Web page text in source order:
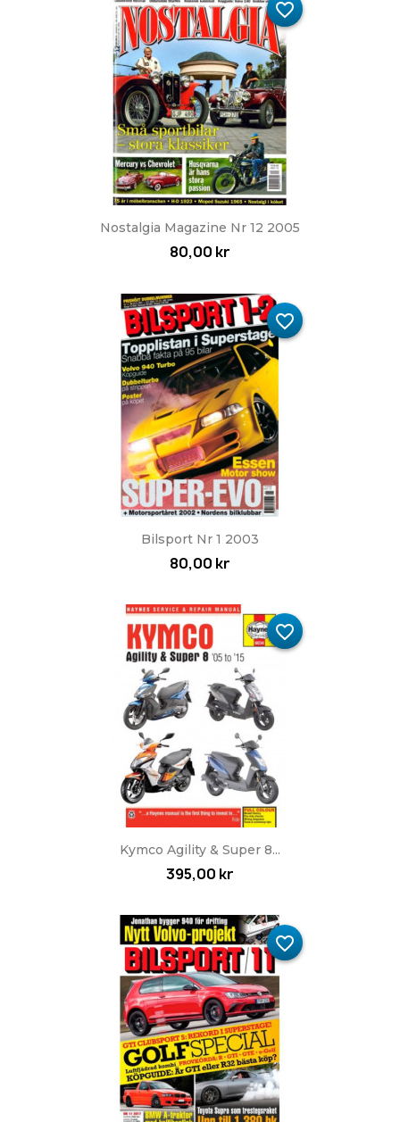
Nostalgia Magazine Nr 12 2005
80,00 kr
favorite_border
Bilsport Nr 1 2003
80,00 kr
favorite_border
Kymco Agility & Super 8...
395,00 kr
favorite_border
favorite_border